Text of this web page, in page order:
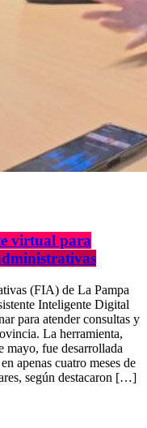
virtual para
(FIA) de La Pampa
Inteligente Digital
para atender consultas y
La herramienta,
mayo, fue desarrollada
apenas cuatro meses de
según destacaron […]